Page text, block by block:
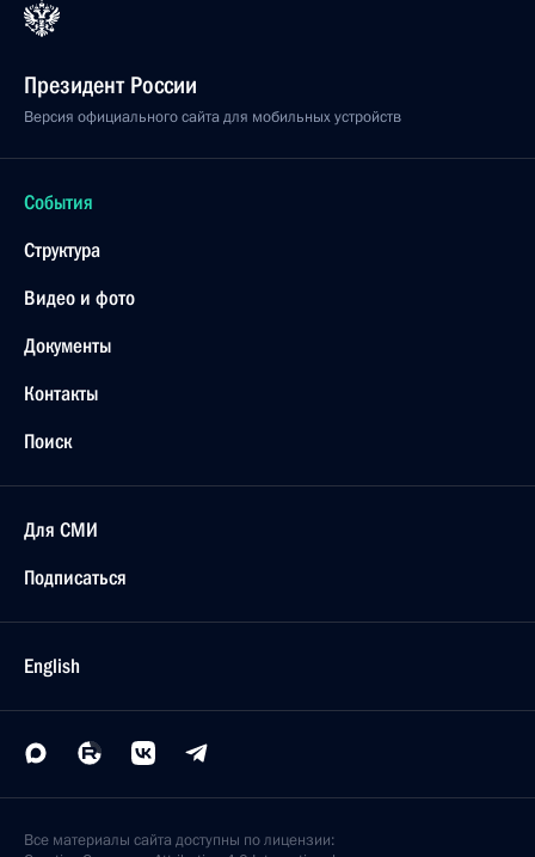
Президент России
Версия официального сайта для мобильных устройств
События
Структура
Видео и фото
Документы
Контакты
Поиск
Для СМИ
Подписаться
English
Все материалы сайта доступны по лицензии: